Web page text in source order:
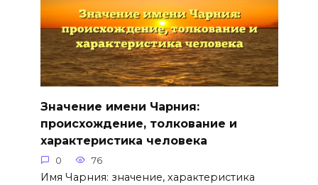
Значение имени Чарния:
происхождение, толкование и
характеристика человека
0 76
Имя Чарния: значение, характеристика